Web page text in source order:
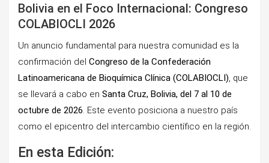
Bolivia en el Foco Internacional: Congreso
COLABIOCLI 2026
Un anuncio fundamental para nuestra comunidad es la
confirmación del Congreso de la Confederación
Latinoamericana de Bioquímica Clínica (COLABIOCLI), que
se llevará a cabo en Santa Cruz, Bolivia, del 7 al 10 de
octubre de 2026. Este evento posiciona a nuestro país
como el epicentro del intercambio científico en la región.
En esta Edición: